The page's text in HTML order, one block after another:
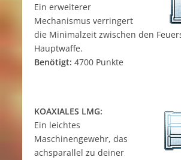
Ein erweiterer
Mechanismus verringert
die Minimalzeit zwischen den
Hauptwaffe.
Benötigt: 4700 Punkte
KOAXIALES LMG:
Ein leichtes
Maschinengewehr, das
achsparallel zu deiner